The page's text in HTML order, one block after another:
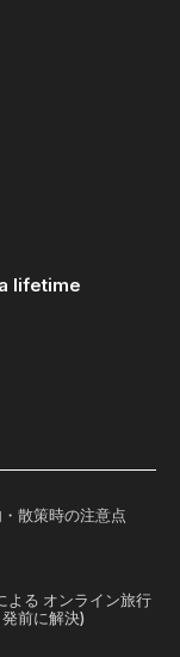
lifetime
散策時の注意点
よる オンライン旅行
前に解決)